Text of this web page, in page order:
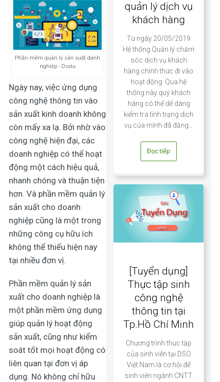
Phần mềm quản lý sản xuất danh
nghiệp - Dsolu
Ngày nay, việc ứng dụng
công nghệ thông tin vào
sản xuất kinh doanh không
còn mấy xa lạ. Bởi nhờ vào
công nghệ hiện đại, các
doanh nghiệp có thể hoạt
động một cách hiệu quả,
nhanh chóng và thuận tiện
hơn. Và phần mềm quản lý
sản xuất cho doanh
nghiệp cũng là một trong
những công cụ hữu ích
không thể thiếu hiện nay
tại nhiều đơn vị.
Phần mềm quản lý sản
xuất cho doanh nghiệp là
một phần mềm ứng dụng
giúp quản lý hoạt động
sản xuất, cũng như kiểm
soát tốt mọi hoạt động có
liên quan tại đơn vị áp
dụng. Nó không chỉ hữu
quản lý dịch vụ
khách hàng
Từ ngày 20/05/2019
Hệ thống Quản lý chăm
sóc dịch vụ khách
hàng chính thức đi vào
hoạt động. Qua hệ
thống này quý khách
hàng có thể dể dàng
kiểm tra tình trạng dịch
vụ của mình đã đăng…
Đọc tiếp
[Tuyển dụng]
Thực tập sinh
công nghệ
thông tin tại
Tp.Hồ Chí Minh
Chương trình thực tập
của sinh viên tại DSO
Việt Nam là cơ hội để
sinh viên ngành CNTT